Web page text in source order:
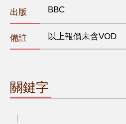
出版 BBC
備註 以上報價未含VOD
關鍵字